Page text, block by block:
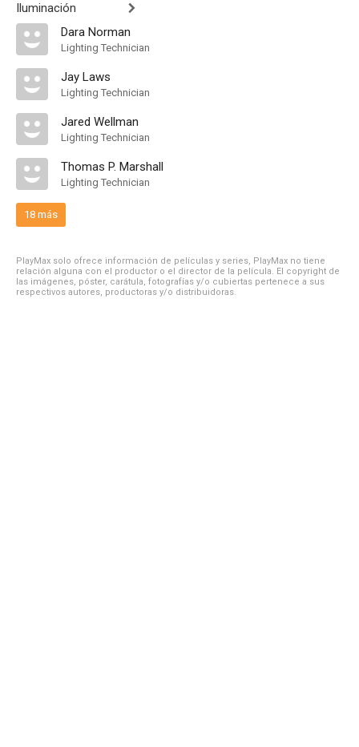
Iluminación
Dara Norman
Lighting Technician
Jay Laws
Lighting Technician
Jared Wellman
Lighting Technician
Thomas P. Marshall
Lighting Technician
18 más
PlayMax solo ofrece información de películas y series, PlayMax no tiene
relación alguna con el productor o el director de la película. El copyright de
las imágenes, póster, carátula, fotografías y/o cubiertas pertenece a sus
respectivos autores, productoras y/o distribuidoras.